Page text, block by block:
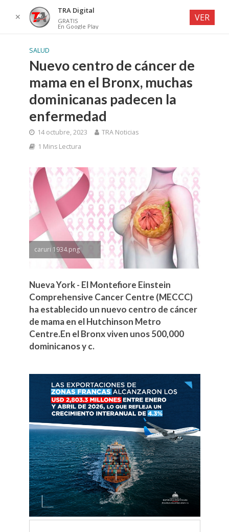
SALUD
Nuevo centro de cáncer de
mama en el Bronx, muchas
dominicanas padecen la
enfermedad
14 octubre, 2023
TRA Noticias
1 Mins Lectura
caruri 1934.png
Nueva York - El Montefiore Einstein
Comprehensive Cancer Centre (MECCC)
ha establecido un nuevo centro de cáncer
de mama en el Hutchinson Metro
Centre.En el Bronx viven unos 500,000
dominicanos y c.
✕
TRA Digital
GRATIS
En Google Play
VER